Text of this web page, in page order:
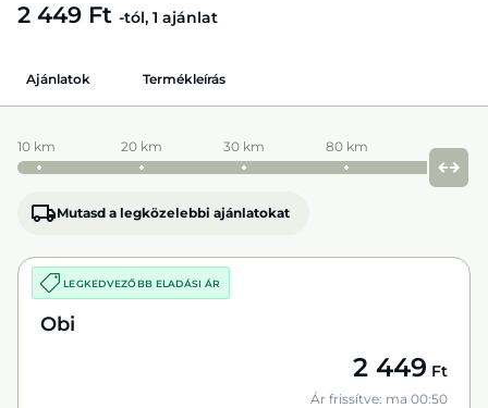
2 449 Ft -tól, 1 ajánlat
Ajánlatok Termékleírás
10 km 20 km 30 km 80 km
Mutasd a legközelebbi ajánlatokat
LEGKEDVEZŐBB ELADÁSI ÁR
Obi
2 449 Ft
Ár frissítve: ma 00:50